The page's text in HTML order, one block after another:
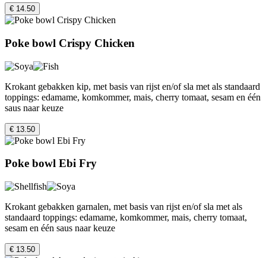
€ 14.50
Poke bowl Crispy Chicken
Krokant gebakken kip, met basis van rijst en/of sla met als standaard
toppings: edamame, komkommer, mais, cherry tomaat, sesam en één
saus naar keuze
€ 13.50
Poke bowl Ebi Fry
Krokant gebakken garnalen, met basis van rijst en/of sla met als
standaard toppings: edamame, komkommer, mais, cherry tomaat,
sesam en één saus naar keuze
€ 13.50